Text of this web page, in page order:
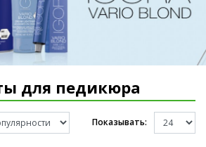
для педикюра
Показывать: